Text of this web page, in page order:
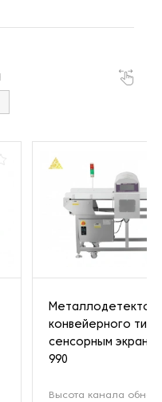
Металлодетектор
конвейерного типа
сенсорным
990
Высота канала